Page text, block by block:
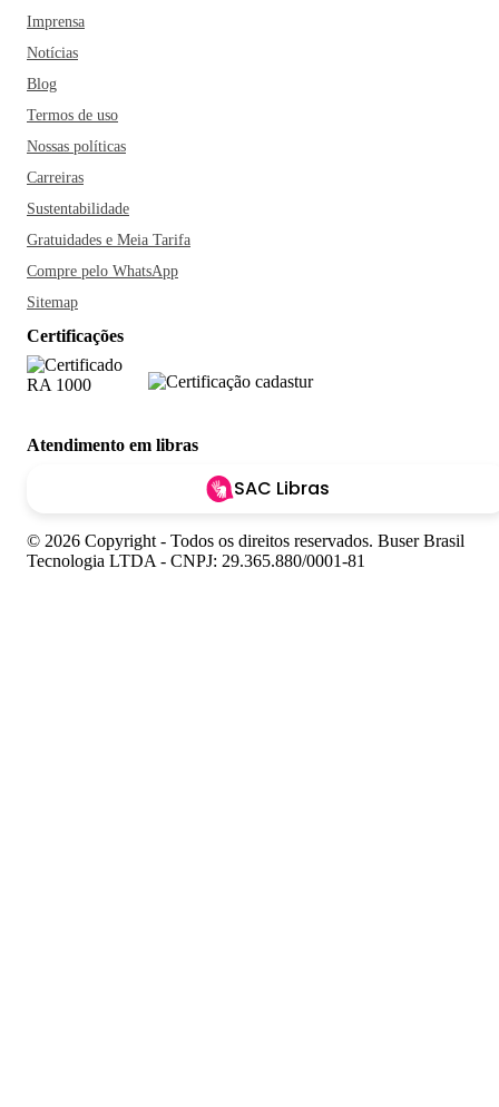
Imprensa
Notícias
Blog
Termos de uso
Nossas políticas
Carreiras
Sustentabilidade
Gratuidades e Meia Tarifa
Compre pelo WhatsApp
Sitemap
Certificações
Atendimento em libras
SAC Libras
© 2026 Copyright - Todos os direitos reservados. Buser Brasil
Tecnologia LTDA - CNPJ: 29.365.880/0001-81